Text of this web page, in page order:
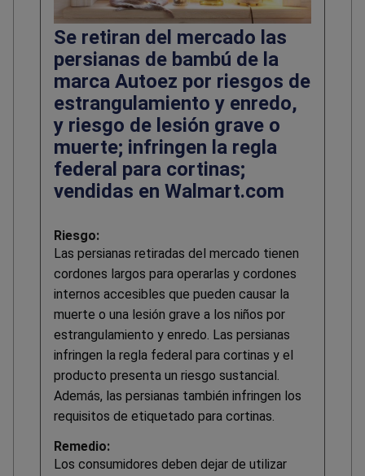
Se retiran del mercado las
persianas de bambú de la
marca Autoez por riesgos de
estrangulamiento y enredo,
y riesgo de lesión grave o
muerte; infringen la regla
federal para cortinas;
vendidas en Walmart.com
Riesgo:
Las persianas retiradas del mercado tienen
cordones largos para operarlas y cordones
internos accesibles que pueden causar la
muerte o una lesión grave a los niños por
estrangulamiento y enredo. Las persianas
infringen la regla federal para cortinas y el
producto presenta un riesgo sustancial.
Además, las persianas también infringen los
requisitos de etiquetado para cortinas.
Remedio:
Los consumidores deben dejar de utilizar